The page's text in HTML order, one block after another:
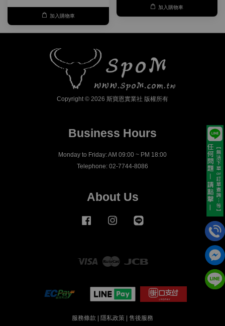
加入購物車
加入購物車
Copyright © 2026 斯寶恩實業社 版權所有
Business Hours
Monday to Friday: AM 09:00 ~ PM 18:00
Telephone: 02-7744-8086
About Us
Facebook Instagram
Visa Master
服務條款 隱私政策 售後服務